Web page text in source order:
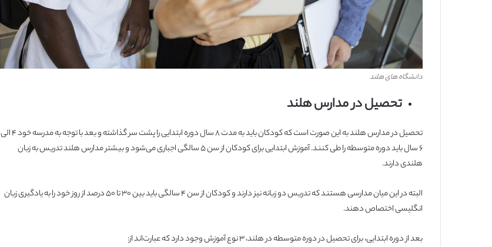
دانشگاه های هلند
تحصیل در مدارس هلند
تحصیل در مدارس هلند به این صورت است که کودکان باید به مدت ۸ سال دوره ابتدایی را پشت سر گذاشته و بعد با توجه به مدرسه خود ۴ الی
۶ سال باید دوره متوسطه را طی کنند. آموزش ابتدایی برای کودکان از سن ۵ سالگی اجباری می‌شود و بیشتر مدارس هلند تدریس به زبان
هلندی دارند.
البته در این میان مدارسی هستند که تدریس دو زبانه نیز دارند و کودکان از سن ۴ سالگی باید بین ۳۰ تا ۵۰ درصد از روز خود را به یادگیری زبان
انگلیسی اختصاص دهند.
بعد از دوره ابتدایی، برای تحصیل در دوره متوسطه در هلند، ۳ نوع آموزش وجود دارد که عبارت‌اند از: